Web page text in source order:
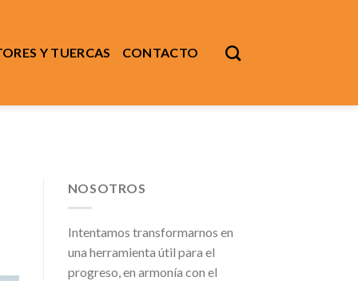
Y TUERCAS CONTACTO
NOSOTROS
Intentamos transformarnos en
una herramienta útil para el
progreso, en armonía con el